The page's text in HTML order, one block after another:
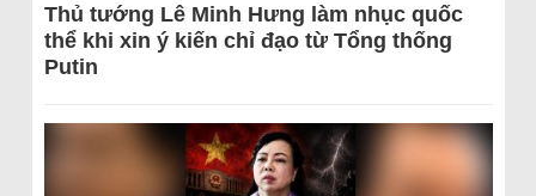
Thủ tướng Lê Minh Hưng làm nhục quốc
thể khi xin ý kiến chỉ đạo từ Tổng thống
Putin